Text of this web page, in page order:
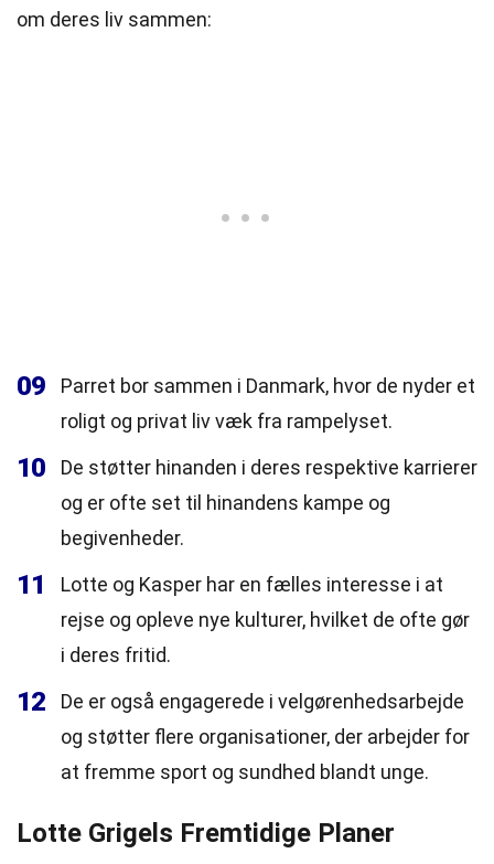
om deres liv sammen:
09
Parret bor sammen i Danmark, hvor de nyder et
roligt og privat liv væk fra rampelyset.
10
De støtter hinanden i deres respektive karrierer
og er ofte set til hinandens kampe og
begivenheder.
11
Lotte og Kasper har en fælles interesse i at
rejse og opleve nye kulturer, hvilket de ofte gør
i deres fritid.
12
De er også engagerede i velgørenhedsarbejde
og støtter flere organisationer, der arbejder for
at fremme sport og sundhed blandt unge.
Lotte Grigels Fremtidige Planer